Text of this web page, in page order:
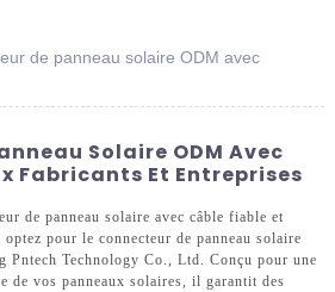
de panneau solaire ODM avec
Solaire ODM Avec
Fabricants Et Entreprises
de panneau solaire avec câble fiable et
pour le connecteur de panneau solaire
Pntech Technology Co., Ltd. Conçu pour une
de vos panneaux solaires, il garantit des